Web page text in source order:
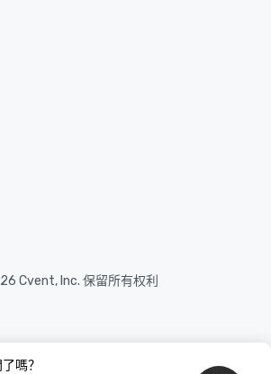
嗎？
Cvent, Inc. 保留所有权利